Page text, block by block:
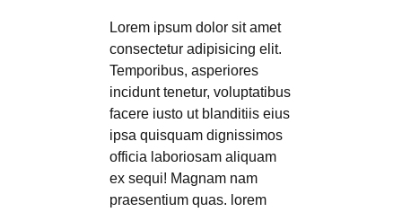
Lorem ipsum dolor sit amet
consectetur adipisicing elit.
Temporibus, asperiores
incidunt tenetur, voluptatibus
facere iusto ut blanditiis eius
ipsa quisquam dignissimos
officia laboriosam aliquam
ex sequi! Magnam nam
praesentium quas. lorem